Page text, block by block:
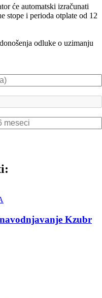
će automatski izračunati
stope i perioda otplate od 12
odluke o uzimanju
Kzubr